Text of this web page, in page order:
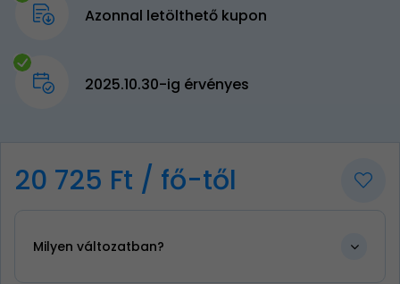
Azonnal letölthető kupon
2025.10.30-ig érvényes
20 725 Ft / fő-től
Milyen változatban?